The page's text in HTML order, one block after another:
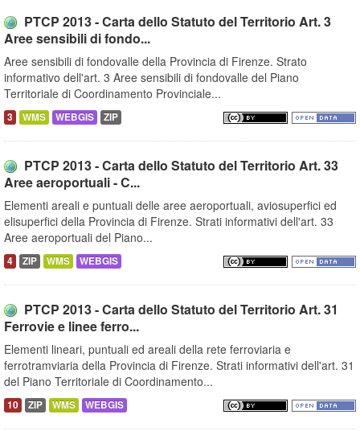
PTCP 2013 - Carta dello Statuto del Territorio Art. 3
Aree sensibili di fondo...
Aree sensibili di fondovalle della Provincia di Firenze. Strato
informativo dell'art. 3 Aree sensibili di fondovalle del Piano
Territoriale di Coordinamento Provinciale...
3 WMS WEBGIS ZIP
PTCP 2013 - Carta dello Statuto del Territorio Art. 33
Aree aeroportuali - C...
Elementi areali e puntuali delle aree aeroportuali, aviosuperfici ed
elisuperfici della Provincia di Firenze. Strati informativi dell'art. 33
Aree aeroportuali del Piano...
4 ZIP WMS WEBGIS
PTCP 2013 - Carta dello Statuto del Territorio Art. 31
Ferrovie e linee ferro...
Elementi lineari, puntuali ed areali della rete ferroviaria e
ferrotramviaria della Provincia di Firenze. Strati informativi dell'art. 31
del Piano Territoriale di Coordinamento...
10 ZIP WMS WEBGIS